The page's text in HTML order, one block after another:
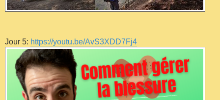
Jour 5: https://youtu.be/AvS3XDD7Fj4